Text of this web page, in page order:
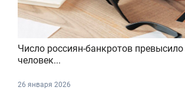
Число россиян-банкротов
человек...
26 января 2026